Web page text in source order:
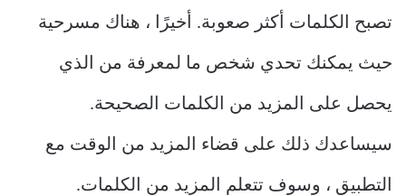
تصبح الكلمات أكثر صعوبة. أخيرًا ، هناك مسرحية
حيث يمكنك تحدي شخص ما لمعرفة من الذي
يحصل على المزيد من الكلمات الصحيحة.
سيساعدك ذلك على قضاء المزيد من الوقت مع
التطبيق ، وسوف تتعلم المزيد من الكلمات.